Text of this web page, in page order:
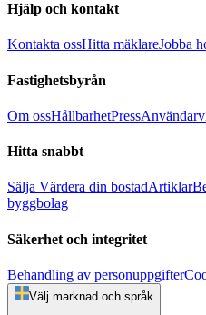
Hjälp och kontakt
Kontakta ossHitta mäklareJobba
Fastighetsbyrån
Om ossHållbarhetPress
Hitta snabbt
Sälja Värdera din bostadArtiklar
byggbolag
Säkerhet och integritet
Behandling av personuppgifter
Välj marknad och språk